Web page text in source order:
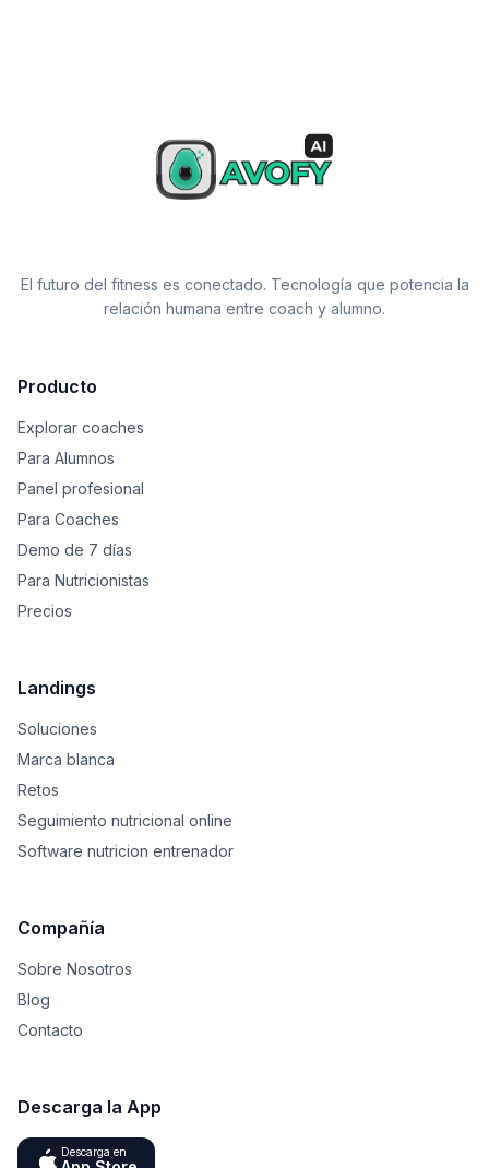
El futuro del fitness es conectado. Tecnología que potencia la
relación humana entre coach y alumno.
Producto
Explorar coaches
Para Alumnos
Panel profesional
Para Coaches
Demo de 7 días
Para Nutricionistas
Precios
Landings
Soluciones
Marca blanca
Retos
Seguimiento nutricional online
Software nutricion entrenador
Compañía
Sobre Nosotros
Blog
Contacto
Descarga la App
Descarga en